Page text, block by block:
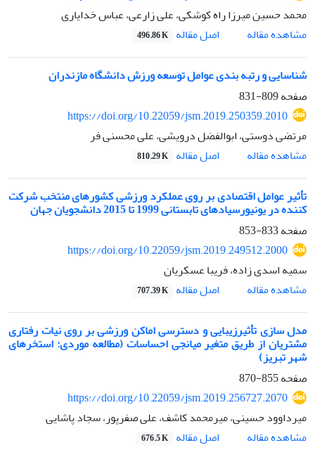
محمد حسین میرزا راه کوشکی، علی زارعی، عباس خدایاری
مشاهده مقاله
اصل مقاله 496.86 K
شناسایی و رتبه بندی عوامل توسعه ورزش دانشگاه مازندران
صفحه809-831
https://doi.org/10.22059/jsm.2019.250359.2010
مرتضی دوستی، ابوالفضل درویشی، علی محسنی فر
مشاهده مقاله
اصل مقاله 810.29 K
تأثیر عوامل اقتصادی بر روی عملکرد ورزشی کشورهای منتخب شرکت
کننده در یونیورسیادهای تابستانی 1999 تا 2015 دانشجویان جهان
صفحه833-853
https://doi.org/10.22059/jsm.2019.249512.2000
سمیه اسدی زاده، فریبا عسکریان
مشاهده مقاله
اصل مقاله 707.39 K
مدل سازی تأثیرزیبایی و دسترسی اماکن ورزشی بر روی نیات رفتاری
مشتریان از طریق متغیر میانجی احساسات (مطالعه موردی: استخرهای
شهر تبریز)
صفحه855-870
https://doi.org/10.22059/jsm.2019.256727.2070
میرداوود حسینی، میرمحمد کاشف، علی صفرپور، سجاد پاشایی
مشاهده مقاله
اصل مقاله 676.5 K